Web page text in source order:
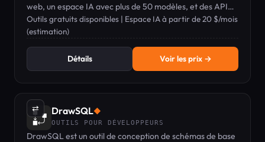
web, un espace IA avec plus de 50 modèles, et des API
développeur pour le scraping et la recherche.
Outils gratuits disponibles | Espace IA à partir de 20 $/mois
(estimation)
Détails Voir les prix →
⇄ DrawSQL◆
OUTILS POUR DÉVELOPPEURS
DrawSQL est un outil de conception de schémas de base